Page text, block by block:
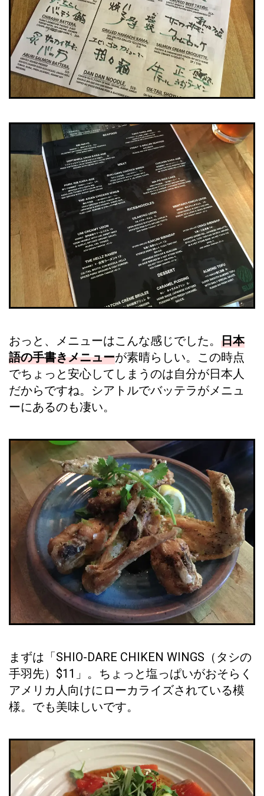
おっと、メニューはこんな感じでした。 日本
語の手書きメニューが素晴らしい。この時点
でちょっと安心してしまうのは自分が日本人
だからですね。シアトルでバッテラがメニュ
ーにあるのも凄い。
まずは「SHIO-DARE CHIKEN WINGS（タシの
手羽先）$11」。ちょっと塩っぱいがおそらく
アメリカ人向けにローカライズされている模
様。でも美味しいです。